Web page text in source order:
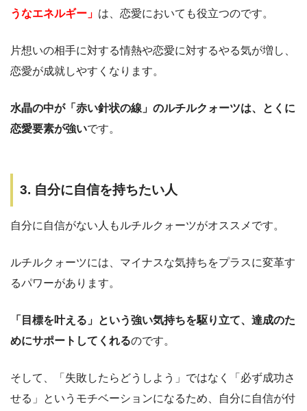
うなエネルギー」 は、恋愛においても役立つのです。
片想いの相手に対する情熱や恋愛に対するやる気が増し、
恋愛が成就しやすくなります。
水晶の中が「赤い針状の線」のルチルクォーツは、とくに
恋愛要素が強いです。
3. 自分に自信を持ちたい人
自分に自信がない人もルチルクォーツがオススメです。
ルチルクォーツには、マイナスな気持ちをプラスに変革す
るパワーがあります。
「目標を叶える」という強い気持ちを駆り立て、達成のた
めにサポートしてくれるのです。
そして、「失敗したらどうしよう」ではなく「必ず成功さ
せる」というモチベーションになるため、自分に自信が付